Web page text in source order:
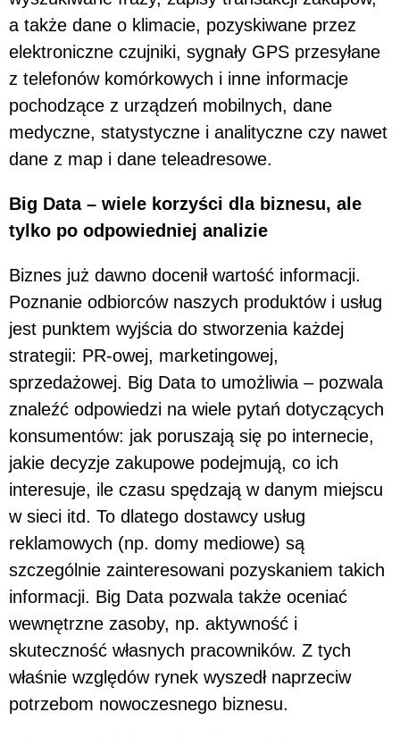
a także dane o klimacie, pozyskiwane przez
elektroniczne czujniki, sygnały GPS przesyłane
z telefonów komórkowych i inne informacje
pochodzące z urządzeń mobilnych, dane
medyczne, statystyczne i analityczne czy nawet
dane z map i dane teleadresowe.
Big Data – wiele korzyści dla biznesu, ale
tylko po odpowiedniej analizie
Biznes już dawno docenił wartość informacji.
Poznanie odbiorców naszych produktów i usług
jest punktem wyjścia do stworzenia każdej
strategii: PR-owej, marketingowej,
sprzedażowej. Big Data to umożliwia – pozwala
znaleźć odpowiedzi na wiele pytań dotyczących
konsumentów: jak poruszają się po internecie,
jakie decyzje zakupowe podejmują, co ich
interesuje, ile czasu spędzają w danym miejscu
w sieci itd. To dlatego dostawcy usług
reklamowych (np. domy mediowe) są
szczególnie zainteresowani pozyskaniem takich
informacji. Big Data pozwala także oceniać
wewnętrzne zasoby, np. aktywność i
skuteczność własnych pracowników. Z tych
właśnie względów rynek wyszedł naprzeciw
potrzebom nowoczesnego biznesu.